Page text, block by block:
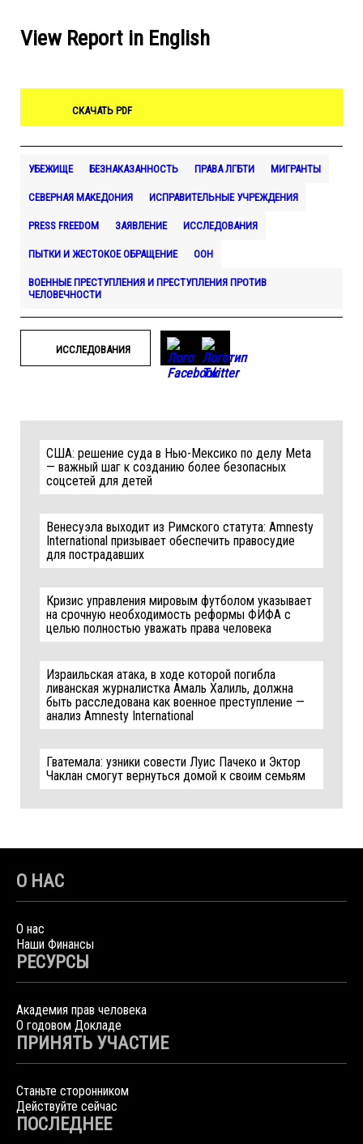
View Report in English
СКАЧАТЬ PDF
УБЕЖИЩЕ БЕЗНАКАЗАННОСТЬ ПРАВА ЛГБТИ МИГРАНТЫ
СЕВЕРНАЯ МАКЕДОНИЯ ИСПРАВИТЕЛЬНЫЕ УЧРЕЖДЕНИЯ
PRESS FREEDOM ЗАЯВЛЕНИЕ ИССЛЕДОВАНИЯ
ПЫТКИ И ЖЕСТОКОЕ ОБРАЩЕНИЕ ООН
ВОЕННЫЕ ПРЕСТУПЛЕНИЯ И ПРЕСТУПЛЕНИЯ ПРОТИВ
ЧЕЛОВЕЧНОСТИ
ИССЛЕДОВАНИЯ
США: решение суда в Нью-Мексико по делу Meta
— важный шаг к созданию более безопасных
соцсетей для детей
Венесуэла выходит из Римского статута: Amnesty
International призывает обеспечить правосудие
для пострадавших
Кризис управления мировым футболом указывает
на срочную необходимость реформы ФИФА с
целью полностью уважать права человека
Израильская атака, в ходе которой погибла
ливанская журналистка Амаль Халиль, должна
быть расследована как военное преступление —
анализ Amnesty International
Гватемала: узники совести Луис Пачеко и Эктор
Чаклан смогут вернуться домой к своим семьям
О НАС
О нас
Наши Финансы
РЕСУРСЫ
Академия прав человека
О годовом Докладе
ПРИНЯТЬ УЧАСТИЕ
Станьте сторонником
Действуйте сейчас
ПОСЛЕДНЕЕ